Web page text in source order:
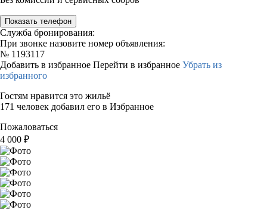
Показать телефон
Служба бронирования:
При звонке назовите номер объявления:
№ 1193117
Добавить в избранное Перейти в избранное Убрать из
избранного
Гостям нравится это жильё
171 человек добавил его в Избранное
Пожаловаться
4 000 ₽